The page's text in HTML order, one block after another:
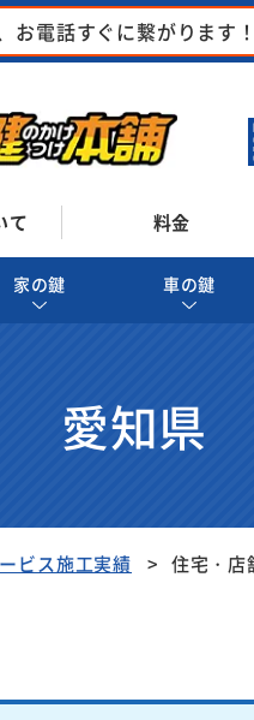
お電話すぐに繋がります！
て 料金
家の鍵 車の鍵
愛知県
ビス施工実績 住宅・店